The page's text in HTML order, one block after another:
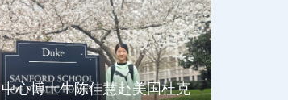
中心博士生陈佳慧赴美国杜克